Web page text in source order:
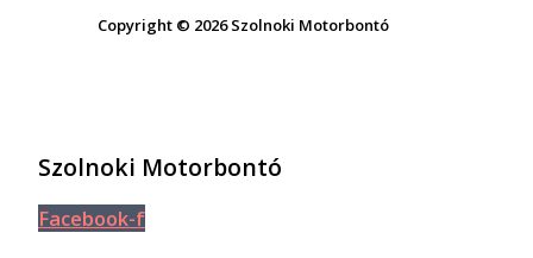
Copyright © 2026 Szolnoki Motorbontó
Szolnoki Motorbontó
Facebook-f